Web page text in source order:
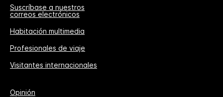
Suscríbase a nuestros
correos electrónicos
Habitación multimedia
Profesionales de viaje
Visitantes internacionales
Opinión